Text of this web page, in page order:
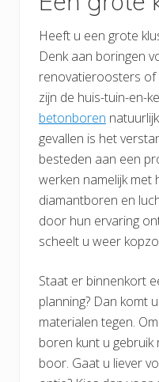
Heeft u een grote
Denk aan boringen
renovatieroosters of
zijn de huis-tuin-en-
betonboren
gevallen is het
besteden aan een
werken namelijk met
diamantboren en
door hun ervaring
scheelt u weer
Staat er binnenkort
planning? Dan komt
materialen tegen.
boren kunt u gebruik
boor. Gaat u liever